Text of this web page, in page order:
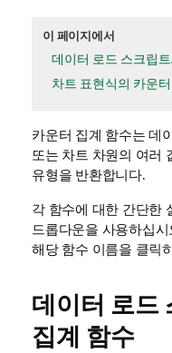
이 페이지에서
데이터 로드 스크립
차트 표현식의 카운
카운터 집계 함수는 데
또는 차트 차원의 여러
유형을 반환합니다.
각 함수에 대한 간단한
드롭다운을 사용하십
해당 함수 이름을 클릭
데이터 로드
집계 함수